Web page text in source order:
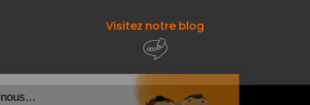
Visitez notre blog